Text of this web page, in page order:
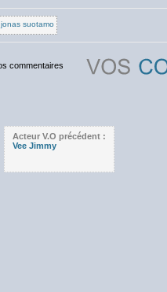
jonas suotamo
Acteur V.O précédent :
Vee Jimmy